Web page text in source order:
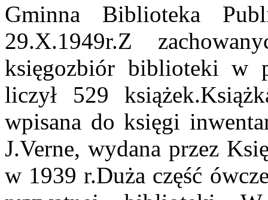
Gminna Biblioteka
29.X.1949r.Z
księgozbiór biblioteki w
liczył 529
wpisana do księgi
J.Verne, wydana przez
w 1939 r.Duża część